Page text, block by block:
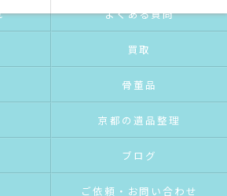
よくある質問
買取
骨董品
京都の遺品整理
ブログ
ご依頼・お問い合わせ